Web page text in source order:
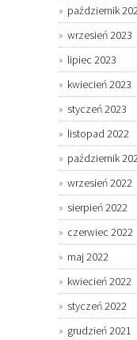
październik
wrzesień 2023
lipiec 2023
kwiecień 2023
styczeń 2023
listopad 2022
październik
wrzesień 2022
sierpień 2022
czerwiec 2022
maj 2022
kwiecień 2022
styczeń 2022
grudzień 2021